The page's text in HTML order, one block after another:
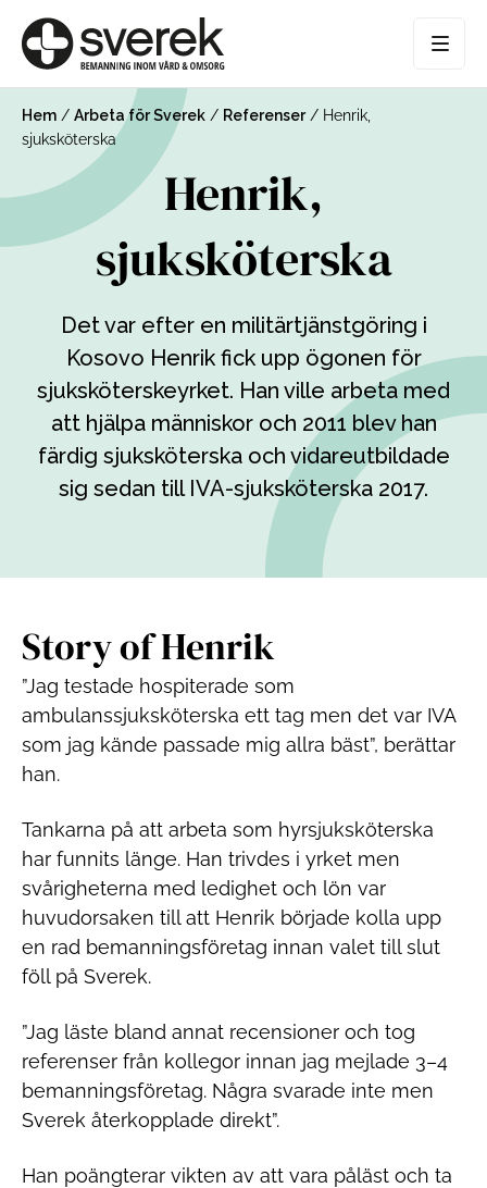
Hem / Arbeta för Sverek / Referenser / Henrik,
sjuksköterska
Henrik,
sjuksköterska
Det var efter en militärtjänstgöring i
Kosovo Henrik fick upp ögonen för
sjuksköterskeyrket. Han ville arbeta med
att hjälpa människor och 2011 blev han
färdig sjuksköterska och vidareutbildade
sig sedan till IVA-sjuksköterska 2017.
Story of Henrik
”Jag testade hospiterade som
ambulanssjuksköterska ett tag men det var IVA
som jag kände passade mig allra bäst”, berättar
han.
Tankarna på att arbeta som hyrsjuksköterska
har funnits länge. Han trivdes i yrket men
svårigheterna med ledighet och lön var
huvudorsaken till att Henrik började kolla upp
en rad bemanningsföretag innan valet till slut
föll på Sverek.
”Jag läste bland annat recensioner och tog
referenser från kollegor innan jag mejlade 3–4
bemanningsföretag. Några svarade inte men
Sverek återkopplade direkt”.
Han poängterar vikten av att vara påläst och ta